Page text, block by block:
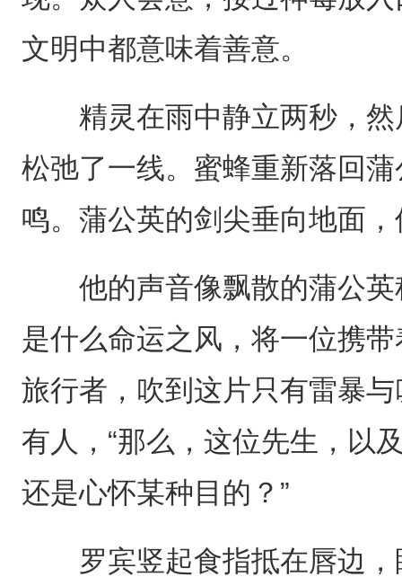
文明中都意味着善意。
精灵在雨中静立两秒，然
松弛了一线。蜜蜂重新落回
鸣。蒲公英的剑尖垂向地面
他的声音像飘散的蒲公英
是什么命运之风，将一位携
旅行者，吹到这片只有雷暴
有人，“那么，这位先生，以
还是心怀某种目的？”
罗宾竖起食指抵在唇边，